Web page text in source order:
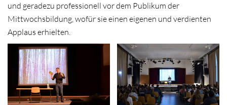
und geradezu professionell vor dem Publikum der
Mittwochsbildung, wofür sie einen eigenen und verdienten
Applaus erhielten.
Martin Schäuble am
Katharineum